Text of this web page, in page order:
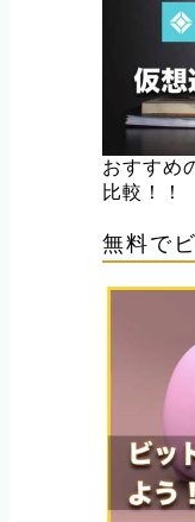
おすすめ
比較！！
無料で